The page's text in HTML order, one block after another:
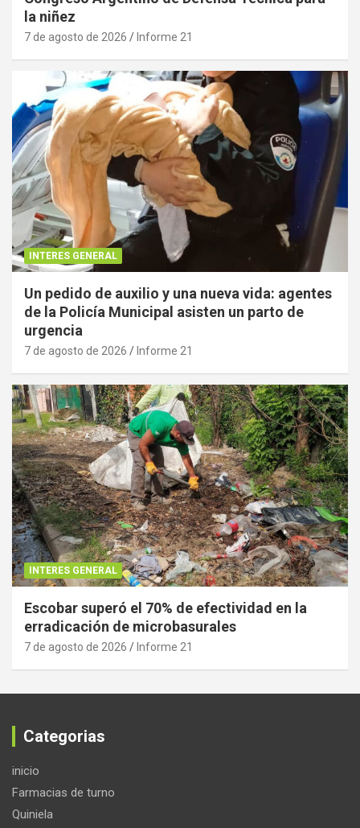
la niñez
7 de agosto de 2026 Informe 21
INTERES GENERAL
Un pedido de auxilio y una nueva vida: agentes
de la Policía Municipal asisten un parto de
urgencia
7 de agosto de 2026 Informe 21
INTERES GENERAL
Escobar superó el 70% de efectividad en la
erradicación de microbasurales
7 de agosto de 2026 Informe 21
Categorias
inicio
Farmacias de turno
Quiniela